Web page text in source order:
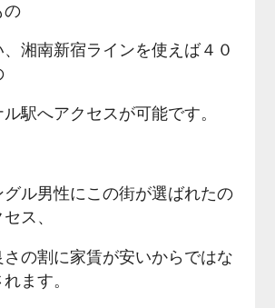
の
湘南新宿ラインを使えば４０
駅へアクセスが可能です。
グル男性にこの街が選ばれたの
ス、
の割に家賃が安いからではな
ます。